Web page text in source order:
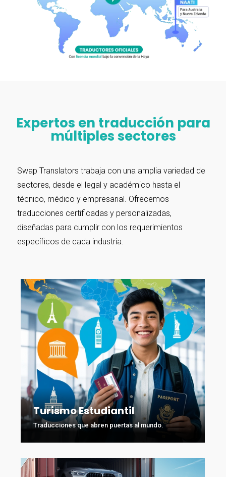
Expertos en traducción para
múltiples sectores
Swap Translators trabaja con una amplia variedad de
sectores, desde el legal y académico hasta el
técnico, médico y empresarial. Ofrecemos
traducciones certificadas y personalizadas,
diseñadas para cumplir con los requerimientos
específicos de cada industria.
Turismo Estudiantil
Traducciones que abren puertas al mundo.